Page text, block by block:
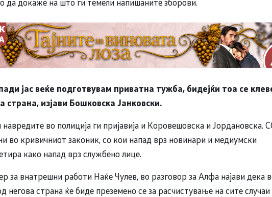
да докаже на што ги темели напишаните зборови.
јас веќе подготвувам приватна тужба, бидејќи тоа се
страна, изјави Бошковска Јанковски.
навредите во полиција ги пријавија и Коровешовска и Јордановска.
во кривичниот законик, со кои напад врз новинари и медиумски
како напад врз службено лице.
за внатрешни работи Наќе Чулев, во разговор за Алфа најави дека
негова страна ќе биде преземено се за расчистување на сите случаи